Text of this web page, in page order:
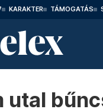
KARAKTER TÁMOGATÁS